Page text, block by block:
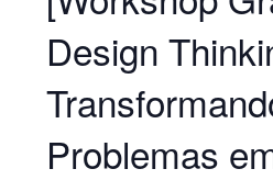
Design
Problemas